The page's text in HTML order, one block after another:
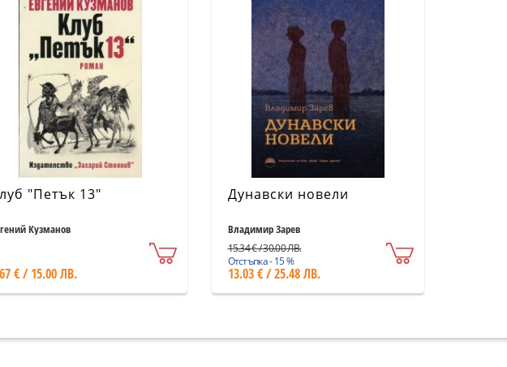
"Петък 13"
Кузманов
€ / 15.00 ЛВ.
Дунавски новели
Владимир Зарев
15.34 € / 30.00 ЛВ.
Отстъпка - 15 %
13.03 € / 25.48 ЛВ.